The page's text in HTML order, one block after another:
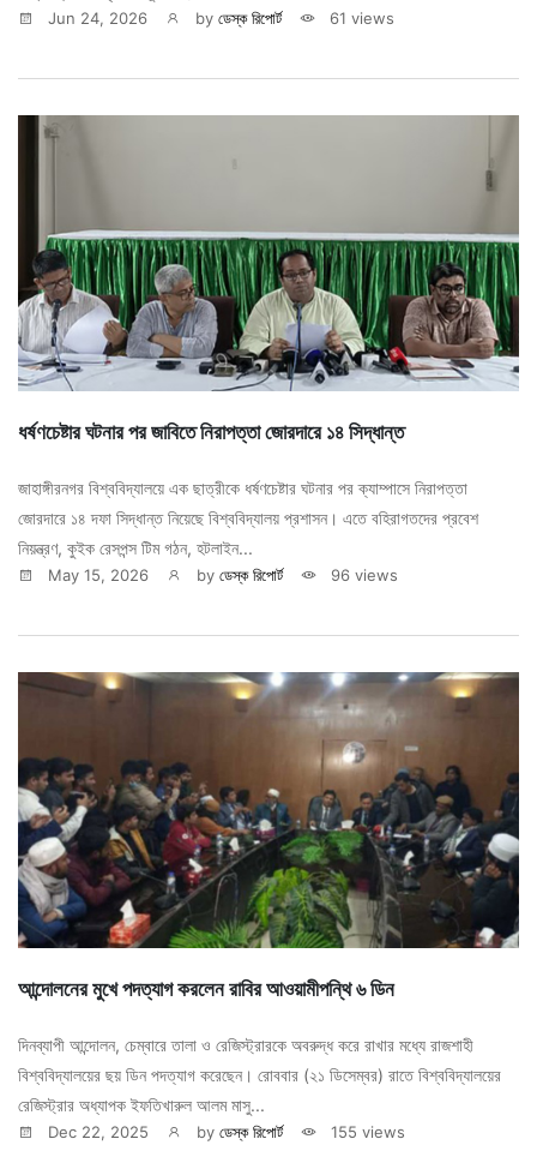
Jun 24, 2026 by ডেস্ক রিপোর্ট 61 views
ধর্ষণচেষ্টার ঘটনার পর জাবিতে নিরাপত্তা জোরদারে ১৪ সিদ্ধান্ত
জাহাঙ্গীরনগর বিশ্ববিদ্যালয়ে এক ছাত্রীকে ধর্ষণচেষ্টার ঘটনার পর ক্যাম্পাসে নিরাপত্তা
জোরদারে ১৪ দফা সিদ্ধান্ত নিয়েছে বিশ্ববিদ্যালয় প্রশাসন। এতে বহিরাগতদের প্রবেশ
নিয়ন্ত্রণ, কুইক রেসপন্স টিম গঠন, হটলাইন...
May 15, 2026 by ডেস্ক রিপোর্ট 96 views
আন্দোলনের মুখে পদত্যাগ করলেন রাবির আওয়ামীপন্থি ৬ ডিন
দিনব্যাপী আন্দোলন, চেম্বারে তালা ও রেজিস্ট্রারকে অবরুদ্ধ করে রাখার মধ্যে রাজশাহী
বিশ্ববিদ্যালয়ের ছয় ডিন পদত্যাগ করেছেন। রোববার (২১ ডিসেম্বর) রাতে বিশ্ববিদ্যালয়ের
রেজিস্ট্রার অধ্যাপক ইফতিখারুল আলম মাসু...
Dec 22, 2025 by ডেস্ক রিপোর্ট 155 views